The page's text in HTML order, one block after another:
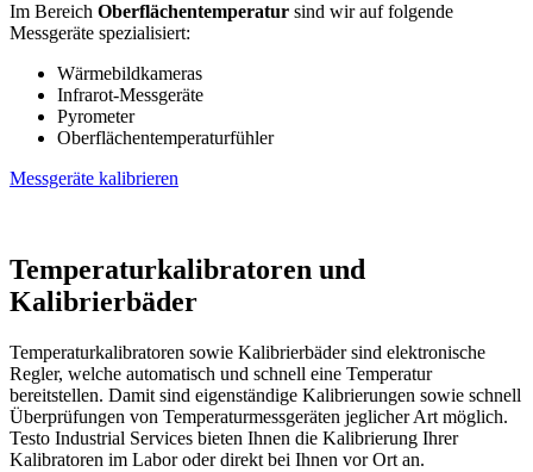
Im Bereich Oberflächentemperatur sind wir auf folgende
Messgeräte spezialisiert:
Wärmebildkameras
Infrarot-Messgeräte
Pyrometer
Oberflächentemperaturfühler
Messgeräte kalibrieren
Temperaturkalibratoren und
Kalibrierbäder
Temperaturkalibratoren sowie Kalibrierbäder sind elektronische
Regler, welche automatisch und schnell eine Temperatur
bereitstellen. Damit sind eigenständige Kalibrierungen sowie schnell
Überprüfungen von Temperaturmessgeräten jeglicher Art möglich.
Testo Industrial Services bieten Ihnen die Kalibrierung Ihrer
Kalibratoren im Labor oder direkt bei Ihnen vor Ort an.